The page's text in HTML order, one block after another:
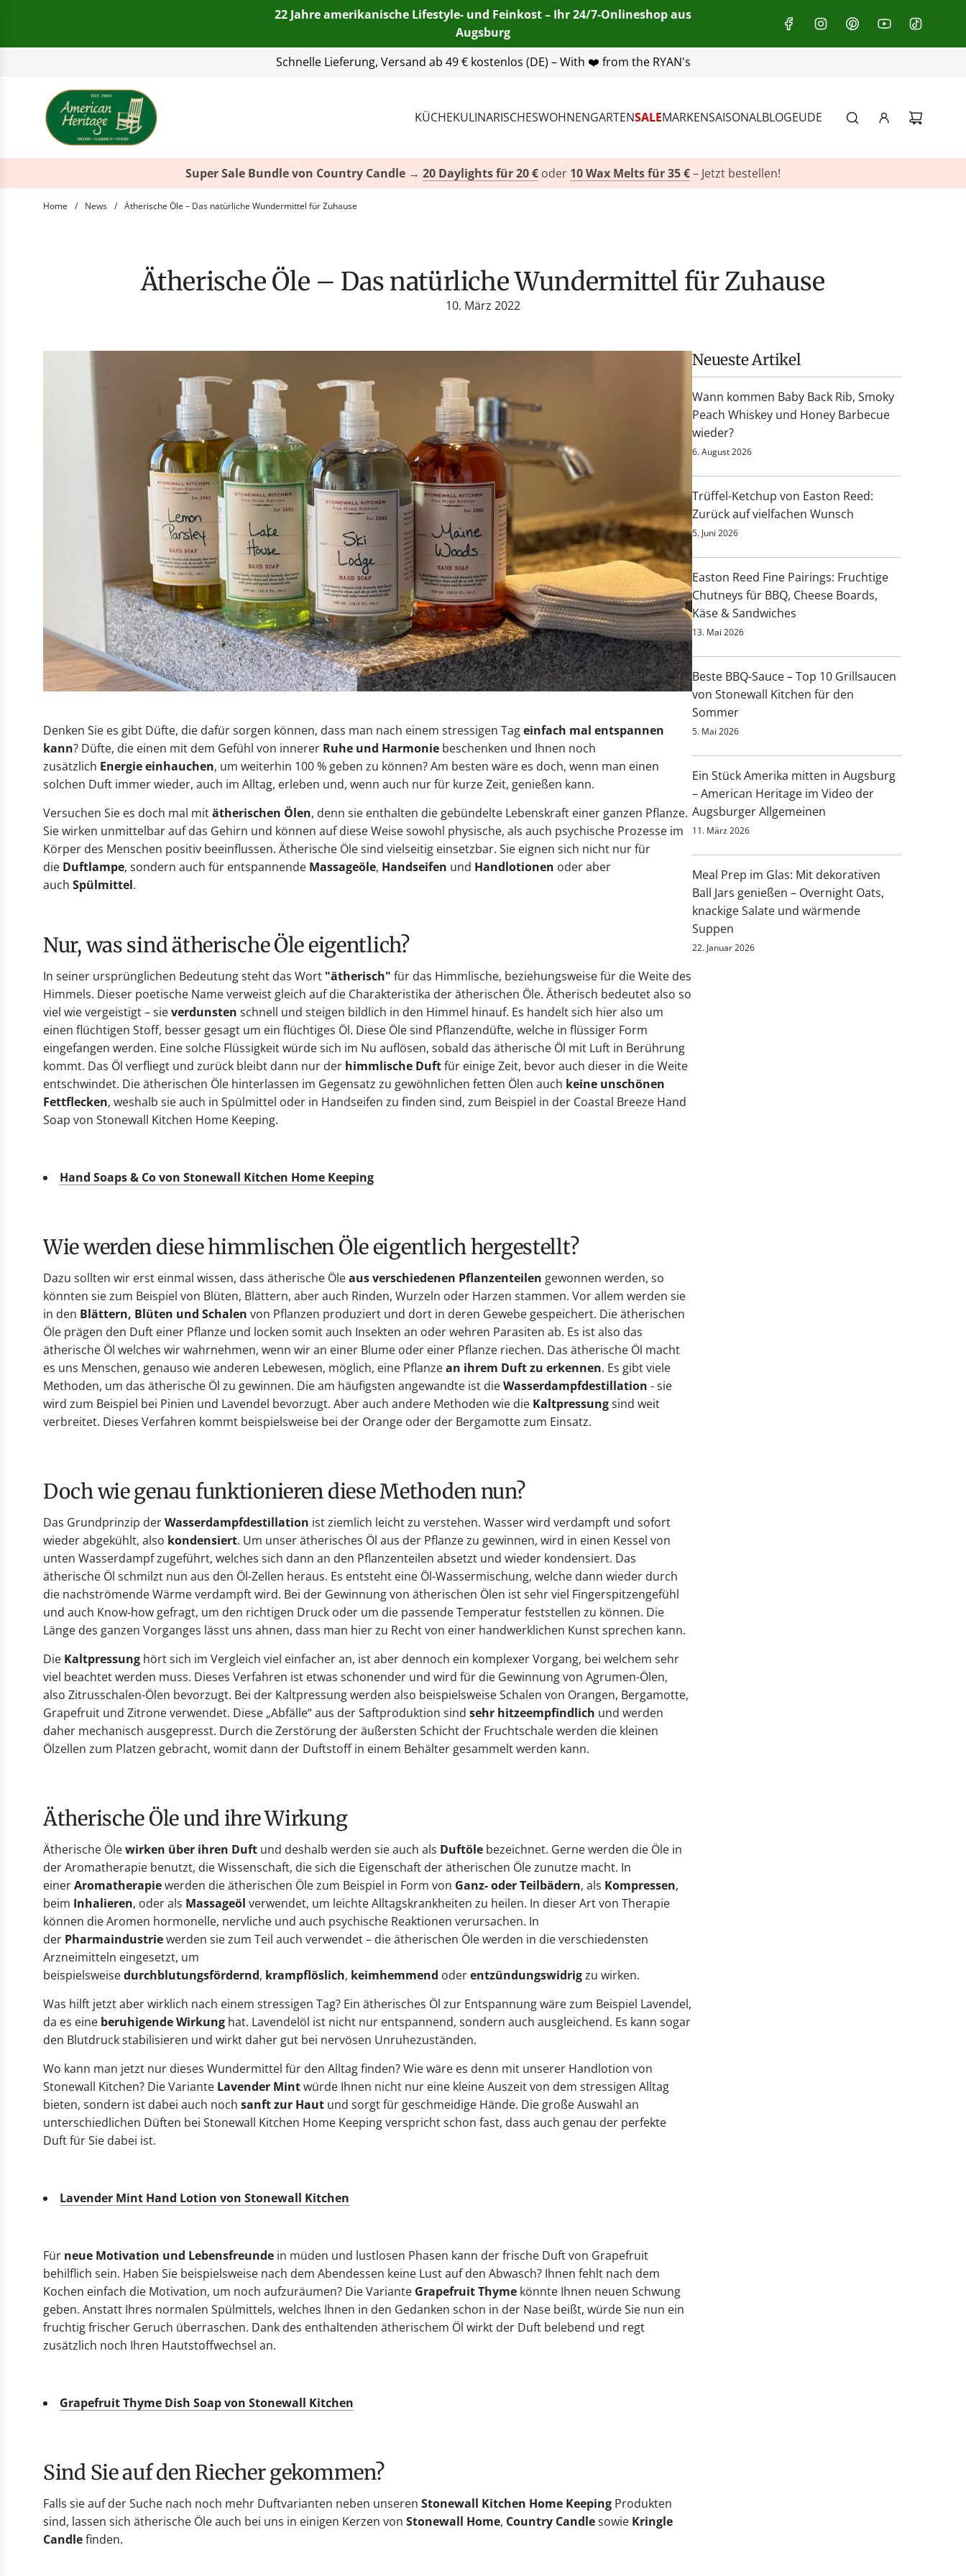
22 Jahre amerikanische Lifestyle- und Feinkost – Ihr 24/7-Onlineshop aus
Augsburg
+49(0)821 455 254 00| E-Mail:info@american-heritage.de| WhatsApp:+49(0)151 116 719 10
KÜCHEKULINARISCHESWOHNENGARTENSALEMARKENSAISONALBLOGEUDE
Super Sale Bundle von Country Candle → 20 Daylights für 20 € oder 10 Wax Melts für 35 €– Jetzt bestellen!
Home / News / Ätherische Öle – Das natürliche Wundermittel für Zuhause
Ätherische Öle – Das natürliche Wundermittel für Zuhause
10. März 2022
Denken Sie es gibt Düfte, die dafür sorgen können, dass man nach einem stressigen Tageinfach mal entspannen
kann? Düfte, die einen mit dem Gefühl von innerer Ruhe und Harmonie beschenken und Ihnen noch
zusätzlich Energie einhauchen, um weiterhin 100 % geben zu können? Am besten wäre es doch, wenn man einen
solchen Duft immer wieder, auch im Alltag, erleben und, wenn auch nur für kurze Zeit, genießen kann.
Versuchen Sie es doch mal mitätherischen Ölen, denn sie enthalten die gebündelte Lebenskraft einer ganzen Pflanze.
Sie wirken unmittelbar auf das Gehirn und können auf diese Weise sowohl physische, als auch psychische Prozesse im
Körper des Menschen positiv beeinflussen. Ätherische Öle sind vielseitig einsetzbar. Sie eignen sich nicht nur für
die Duftlampe, sondern auch für entspannende Massageöle, Handseifen und Handlotionen oder aber
auch Spülmittel.
Nur, was sind ätherische Öle eigentlich?
In seiner ursprünglichen Bedeutung steht das Wort "ätherisch" für das Himmlische, beziehungsweise für die Weite des
Himmels. Dieser poetische Name verweist gleich auf die Charakteristika der ätherischen Öle. Ätherisch bedeutet also so
viel wie vergeistigt – sieverdunsten schnell und steigen bildlich in den Himmel hinauf. Es handelt sich hier also um
einen flüchtigen Stoff, besser gesagt um ein flüchtiges Öl. Diese Öle sind Pflanzendüfte, welche in flüssiger Form
eingefangen werden. Eine solche Flüssigkeit würde sich im Nu auflösen, sobald das ätherische Öl mit Luft in Berührung
kommt. Das Öl verfliegt und zurück bleibt dann nur der himmlische Duftfür einige Zeit, bevor auch dieser in die Weite
entschwindet. Die ätherischen Öle hinterlassen im Gegensatz zu gewöhnlichen fetten Ölen auch keine unschönen
Fettflecken, weshalb sie auch in Spülmittel oder in Handseifen zu finden sind, zum Beispiel in der Coastal Breeze Hand
Soap von Stonewall Kitchen Home Keeping.
Hand Soaps & Co von Stonewall Kitchen Home Keeping
Wie werden diese himmlischen Öle eigentlich hergestellt?
Dazu sollten wir erst einmal wissen, dass ätherische Öleaus verschiedenen Pflanzenteilen gewonnen werden, so
könnten sie zum Beispiel von Blüten, Blättern, aber auch Rinden, Wurzeln oder Harzen stammen. Vor allem werden sie
in den Blättern, Blüten und Schalen von Pflanzen produziert und dort in deren Gewebe gespeichert. Die ätherischen
Öle prägen den Duft einer Pflanze und locken somit auch Insekten an oder wehren Parasiten ab. Es ist also das
ätherische Öl welches wir wahrnehmen, wenn wir an einer Blume oder einer Pflanze riechen. Das ätherische Öl macht
es uns Menschen, genauso wie anderen Lebewesen, möglich, eine Pflanzean ihrem Duft zu erkennen. Es gibt viele
Methoden, um das ätherische Öl zu gewinnen. Die am häufigsten angewandte ist dieWasserdampfdestillation - sie
wird zum Beispiel bei Pinien und Lavendel bevorzugt. Aber auch andere Methoden wie die Kaltpressungsind weit
verbreitet. Dieses Verfahren kommt beispielsweise bei der Orange oder der Bergamotte zum Einsatz.
Doch wie genau funktionieren diese Methoden nun?
Das Grundprinzip derWasserdampfdestillation ist ziemlich leicht zu verstehen. Wasser wird verdampft und sofort
wieder abgekühlt, also kondensiert. Um unser ätherisches Öl aus der Pflanze zu gewinnen, wird in einen Kessel von
unten Wasserdampf zugeführt, welches sich dann an den Pflanzenteilen absetzt und wieder kondensiert. Das
ätherische Öl schmilzt nun aus den Öl-Zellen heraus. Es entsteht eine Öl-Wassermischung, welche dann wieder durch
die nachströmende Wärme verdampft wird. Bei der Gewinnung von ätherischen Ölen ist sehr viel Fingerspitzengefühl
und auch Know-how gefragt, um den richtigen Druck oder um die passende Temperatur feststellen zu können. Die
Länge des ganzen Vorganges lässt uns ahnen, dass man hier zu Recht von einer handwerklichen Kunst sprechen kann.
Die Kaltpressung hört sich im Vergleich viel einfacher an, ist aber dennoch ein komplexer Vorgang, bei welchem sehr
viel beachtet werden muss. Dieses Verfahren ist etwas schonender und wird für die Gewinnung von Agrumen-Ölen,
also Zitrusschalen-Ölen bevorzugt. Bei der Kaltpressung werden also beispielsweise Schalen von Orangen, Bergamotte,
Grapefruit und Zitrone verwendet. Diese „Abfälle“ aus der Saftproduktion sind sehr hitzeempfindlich und werden
daher mechanisch ausgepresst. Durch die Zerstörung der äußersten Schicht der Fruchtschale werden die kleinen
Ölzellen zum Platzen gebracht, womit dann der Duftstoff in einem Behälter gesammelt werden kann.
Ätherische Öle und ihre Wirkung
Ätherische Ölewirken über ihren Duft und deshalb werden sie auch als Duftöle bezeichnet. Gerne werden die Öle in
der Aromatherapie benutzt, die Wissenschaft, die sich die Eigenschaft der ätherischen Öle zunutze macht. In
einerAromatherapiewerden die ätherischen Öle zum Beispiel in Form von Ganz- oder Teilbädern, als Kompressen,
beim Inhalieren, oder als Massageöl verwendet, um leichte Alltagskrankheiten zu heilen. In dieser Art von Therapie
können die Aromen hormonelle, nervliche und auch psychische Reaktionen verursachen. In
der Pharmaindustriewerden sie zum Teil auch verwendet – die ätherischen Öle werden in die verschiedensten
Arzneimitteln eingesetzt, um
beispielsweisedurchblutungsfördernd, krampflöslich, keimhemmend oderentzündungswidrigzu wirken.
Was hilft jetzt aber wirklich nach einem stressigen Tag? Ein ätherisches Öl zur Entspannung wäre zum Beispiel Lavendel,
da es eine beruhigende Wirkung hat. Lavendelöl ist nicht nur entspannend, sondern auch ausgleichend. Es kann sogar
den Blutdruck stabilisieren und wirkt daher gut bei nervösen Unruhezuständen.
Wo kann man jetzt nur dieses Wundermittel für den Alltag finden? Wie wäre es denn mit unserer Handlotion von
Stonewall Kitchen? Die Variante Lavender Mintwürde Ihnen nicht nur eine kleine Auszeit von dem stressigen Alltag
bieten, sondern ist dabei auch noch sanft zur Haut und sorgt für geschmeidige Hände. Die große Auswahl an
unterschiedlichen Düften bei Stonewall Kitchen Home Keeping verspricht schon fast, dass auch genau der perfekte
Duft für Sie dabei ist.
Lavender Mint Hand Lotion von Stonewall Kitchen
Für neue Motivation und Lebensfreunde in müden und lustlosen Phasen kann der frische Duft von Grapefruit
behilflich sein. Haben Sie beispielsweise nach dem Abendessen keine Lust auf den Abwasch? Ihnen fehlt nach dem
Kochen einfach die Motivation, um noch aufzuräumen? Die Variante Grapefruit Thyme könnte Ihnen neuen Schwung
geben. Anstatt Ihres normalen Spülmittels, welches Ihnen in den Gedanken schon in der Nase beißt, würde Sie nun ein
fruchtig frischer Geruch überraschen. Dank des enthaltenden ätherischem Öl wirkt der Duft belebend und regt
zusätzlich noch Ihren Hautstoffwechsel an.
Grapefruit Thyme Dish Soap von Stonewall Kitchen
Sind Sie auf den Riecher gekommen?
Falls sie auf der Suche nach noch mehr Duftvarianten neben unseren Stonewall Kitchen Home Keeping Produkten
sind, lassen sich ätherische Öle auch bei uns in einigen Kerzen von Stonewall Home, Country Candlesowie Kringle
Candlefinden.
Neueste Artikel
Wann kommen Baby Back Rib, Smoky
Peach Whiskey und Honey Barbecue
wieder?
6. August 2026
Trüffel-Ketchup von Easton Reed:
Zurück auf vielfachen Wunsch
5. Juni 2026
Easton Reed Fine Pairings: Fruchtige
Chutneys für BBQ, Cheese Boards,
Käse & Sandwiches
13. Mai 2026
Beste BBQ-Sauce – Top 10 Grillsaucen
von Stonewall Kitchen für den
Sommer
5. Mai 2026
Ein Stück Amerika mitten in Augsburg
– American Heritage im Video der
Augsburger Allgemeinen
11. März 2026
Meal Prep im Glas: Mit dekorativen
Ball Jars genießen – Overnight Oats,
knackige Salate und wärmende
Suppen
22. Januar 2026